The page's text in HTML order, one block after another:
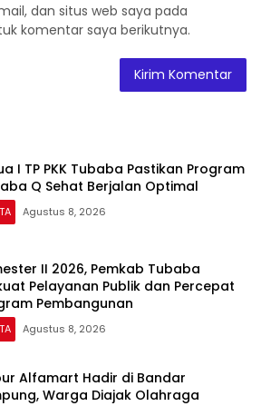
dan situs web saya pada
komentar saya berikutnya.
I TP PKK Tubaba Pastikan Program
Q Sehat Berjalan Optimal
Agustus 8, 2026
II 2026, Pemkab Tubaba
Pelayanan Publik dan Percepat
Pembangunan
Agustus 8, 2026
Alfamart Hadir di Bandar
Warga Diajak Olahraga